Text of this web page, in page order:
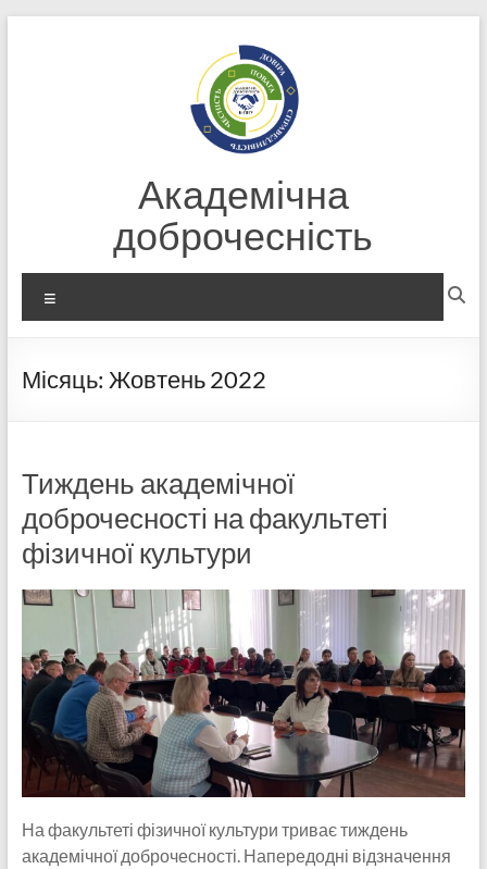
Академічна
доброчесність
Місяць: Жовтень 2022
Тиждень академічної
доброчесності на факультеті
фізичної культури
На факультеті фізичної культури триває тиждень
академічної доброчесності. Напередодні відзначення